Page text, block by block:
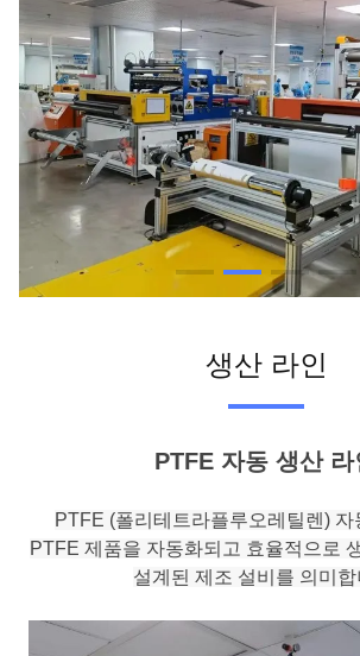
생산 라인
PTFE 자동 생산 라
PTFE (폴리테트라플루오레틸렌) 자
PTFE 제품을 자동화되고 효율적으로
설계된 제조 설비를 의미합